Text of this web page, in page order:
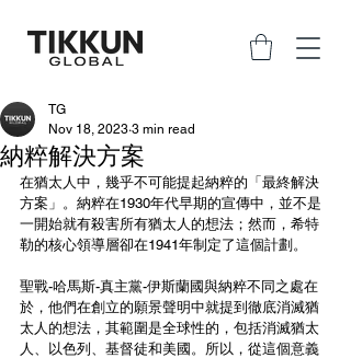
納粹解決方案
TG
Nov 18, 2023 3 min read
在猶太人中，幾乎不可能提起納粹的「最終解決
方案」。納粹在1930年代早期的宣傳中，並不是
一開始就有殺害所有猶太人的想法；然而，希特
勒的核心領導層卻在1941年制定了這個計劃。
聖戰-哈馬斯-真主黨-伊斯蘭國與納粹不同之處在
於，他們在創立的願景聲明中就提到徹底消滅猶
太人的想法，其範圍是全球性的，包括消滅猶太
人、以色列、基督徒和美國。所以，從這個意義